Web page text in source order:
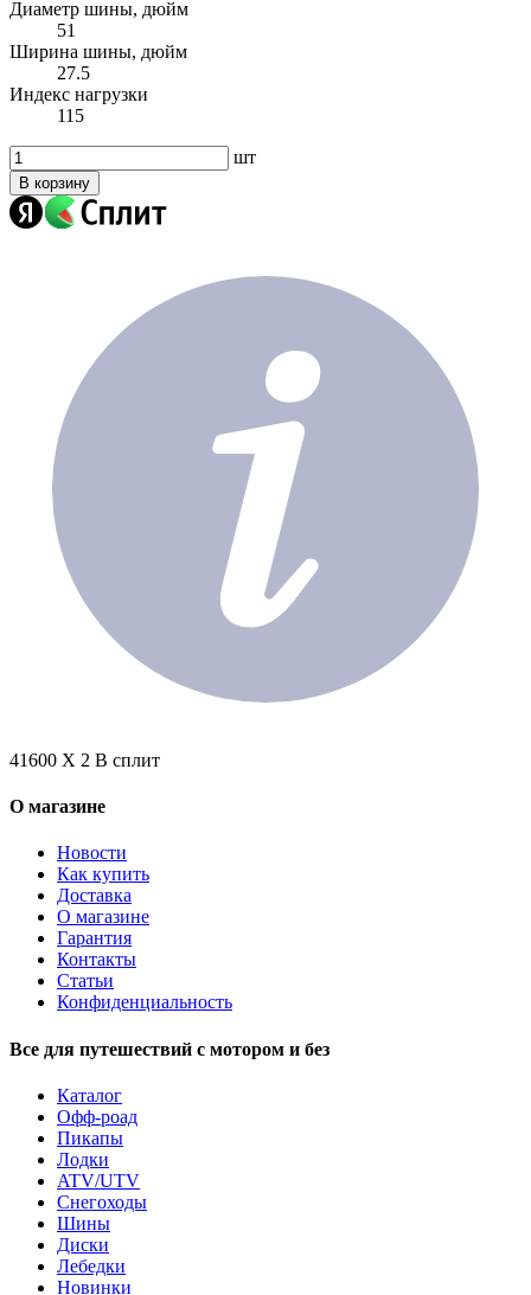
Диаметр шины, дюйм
51
Ширина шины, дюйм
27.5
Индекс нагрузки
115
шт
В корзину
41600 X 2 В сплит
О магазине
Новости
Как купить
Доставка
О магазине
Гарантия
Контакты
Статьи
Конфиденциальность
Все для путешествий с мотором и без
Каталог
Офф-роад
Пикапы
Лодки
ATV/UTV
Снегоходы
Шины
Диски
Лебедки
Новинки